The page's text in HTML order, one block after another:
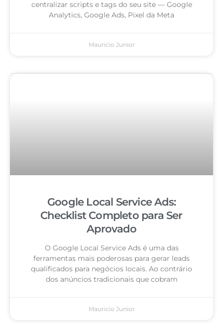
centralizar scripts e tags do seu site — Google
Analytics, Google Ads, Pixel da Meta
Mauricio Junior
Google Local Service Ads:
Checklist Completo para Ser
Aprovado
O Google Local Service Ads é uma das
ferramentas mais poderosas para gerar leads
qualificados para negócios locais. Ao contrário
dos anúncios tradicionais que cobram
Mauricio Junior